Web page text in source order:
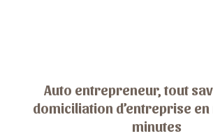
Auto entrepreneur, tout
domiciliation d’entreprise en
minutes